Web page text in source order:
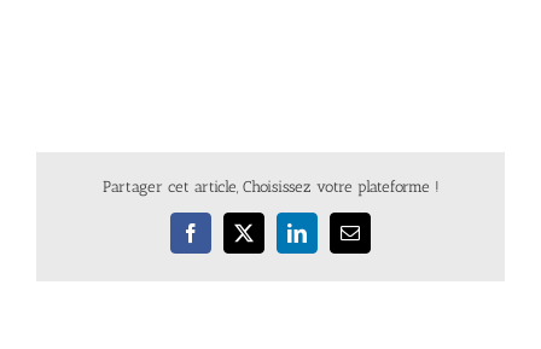
Partager cet article, Choisissez votre plateforme !
Facebook
X LinkedInEmail